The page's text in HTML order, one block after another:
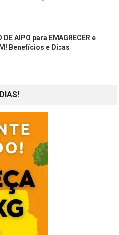
DE AIPO para EMAGRECER e
Benefícios e Dicas